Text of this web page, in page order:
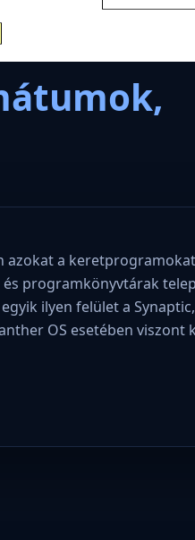
azokat a
programkönyvtárak
ilyen felület a
OS esetében viszont